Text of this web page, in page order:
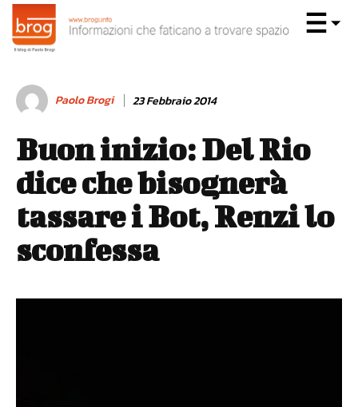
Paolo Brogi 23 Febbraio 2014
Buon inizio: Del Rio
dice che bisognerà
tassare i Bot, Renzi lo
sconfessa